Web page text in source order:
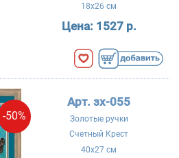
18x26 см
Цена: 1527 р.
-50%
Арт. зх-055
Золотые ручки
Счетный Крест
40x27 см